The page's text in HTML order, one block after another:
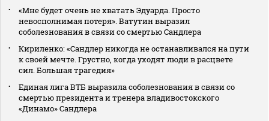
«Мне будет очень не хватать Эдуарда. Просто
невосполнимая потеря». Ватутин выразил
соболезнования в связи со смертью Сандлера
Кириленко: «Сандлер никогда не останавливался на пути
к своей мечте. Грустно, когда уходят люди в расцвете
сил. Большая трагедия»
Единая лига ВТБ выразила соболезнования в связи со
смертью президента и тренера владивостокского
«Динамо» Сандлера